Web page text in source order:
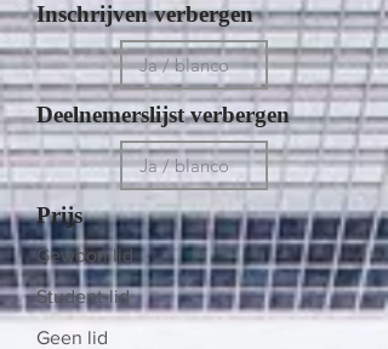
Inschrijven verbergen
Deelnemerslijst verbergen
Prijs
Gewoon lid
Student-lid
Geen lid